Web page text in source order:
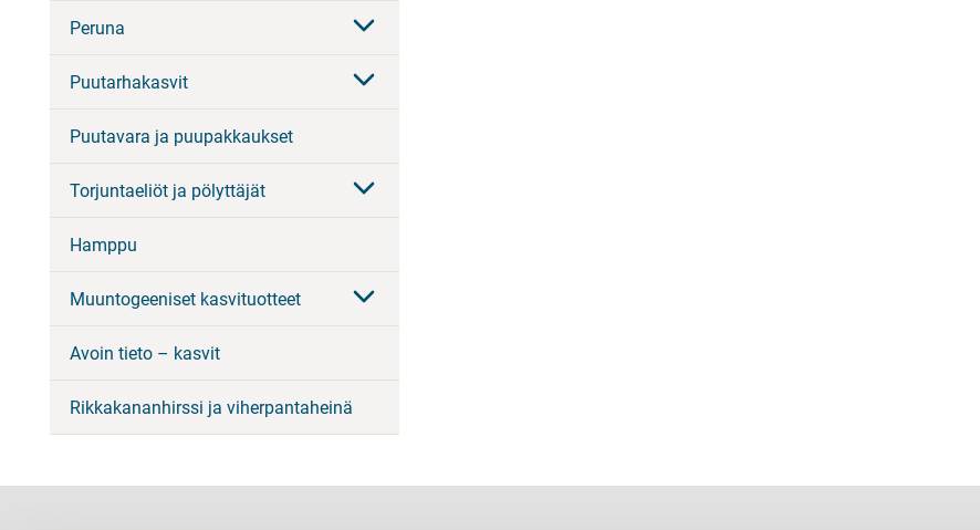
Peruna
Puutarhakasvit
Puutavara ja puupakkaukset
Torjuntaeliöt ja pölyttäjät
Hamppu
Muuntogeeniset kasvituotteet
Avoin tieto – kasvit
Rikkakananhirssi ja viherpantaheinä